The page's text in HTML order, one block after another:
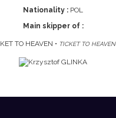
Nationality : POL
Main skipper of :
TO HEAVEN • TICKET TO HEAVEN